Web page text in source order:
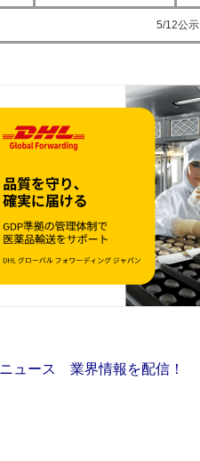
5/12公示
ュース 業界情報を配信！